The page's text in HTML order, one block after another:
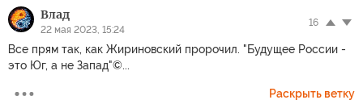
Влад
22 мая 2023, 15:24
16
Все прям так, как Жириновский пророчил. "Будущее России -
это Юг, а не Запад"©...
Раскрыть ветку